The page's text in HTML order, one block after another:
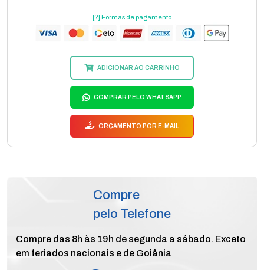
[?] Formas de pagamento
ADICIONAR AO CARRINHO
COMPRAR PELO WHATSAPP
ORÇAMENTO POR E-MAIL
Compre
pelo Telefone
Compre das 8h às 19h de segunda a sábado. Exceto
em feriados nacionais e de Goiânia